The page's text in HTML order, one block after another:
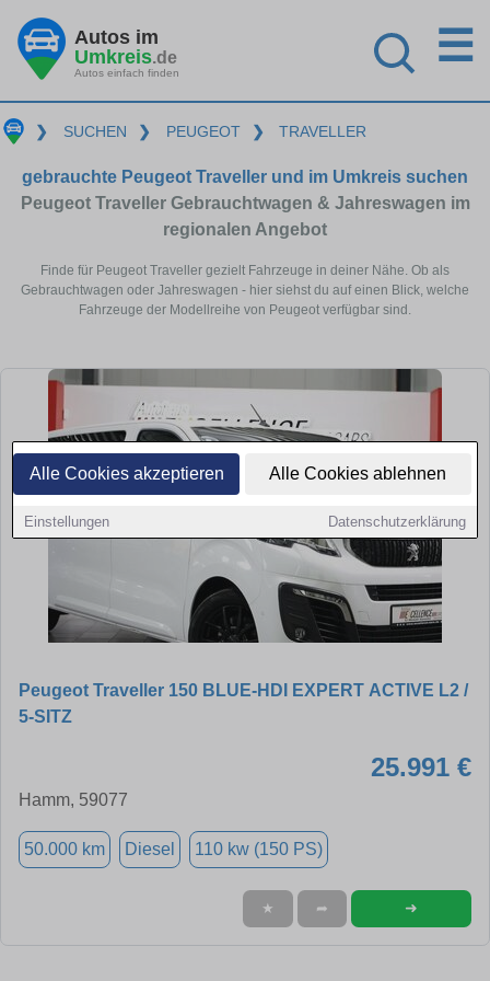
Alle Cookies akzeptieren Alle Cookies ablehnen
Einstellungen Datenschutzerklärung
Autos im
Umkreis.de
Autos einfach finden
☰
❯ SUCHEN ❯ PEUGEOT ❯ TRAVELLER
gebrauchte Peugeot Traveller und im Umkreis suchen
Peugeot Traveller Gebrauchtwagen & Jahreswagen im
regionalen Angebot
Finde für Peugeot Traveller gezielt Fahrzeuge in deiner Nähe. Ob als
Gebrauchtwagen oder Jahreswagen - hier siehst du auf einen Blick, welche
Fahrzeuge der Modellreihe von Peugeot verfügbar sind.
Peugeot Traveller 150 BLUE-HDI EXPERT ACTIVE L2 /
5-SITZ
25.991 €
Hamm, 59077
50.000 km Diesel 110 kw (150 PS)
★ ➦ ➜